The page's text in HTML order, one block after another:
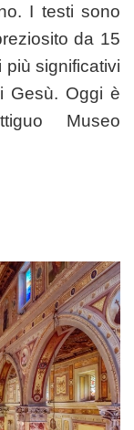
I testi sono
da 15
più significativi
Gesù. Oggi è
Museo